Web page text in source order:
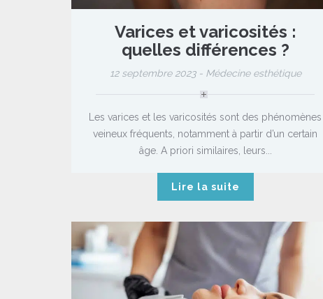
Varices et varicosités :
quelles différences ?
12 septembre 2023 - Médecine esthétique
Les varices et les varicosités sont des phénomènes
veineux fréquents, notamment à partir d’un certain
âge. A priori similaires, leurs...
Lire la suite